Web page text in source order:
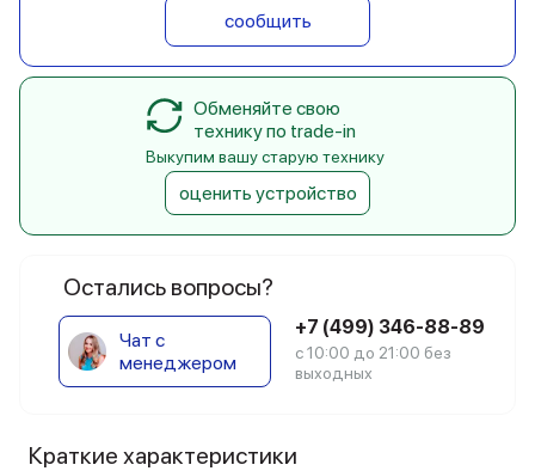
Остались вопросы?
Чат с
менеджером
+7 (499) 346-88-89
с 10:00 до 21:00 без
выходных
Краткие характеристики
сообщить
Обменяйте свою
технику по trade-in
Выкупим вашу старую технику
оценить устройство